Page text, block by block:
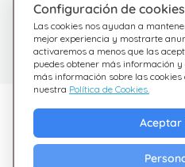
Configuración de cookies
Las cookies nos ayudan a
mejor experiencia y mostrarte
activaremos a menos que las
puedes obtener más información
más información sobre las
nuestra Política de Cookies.
Aceptar
¿Tienes dudas?
Estamos aquí para
ayudarte
Descubre Giftsy
Ofertas